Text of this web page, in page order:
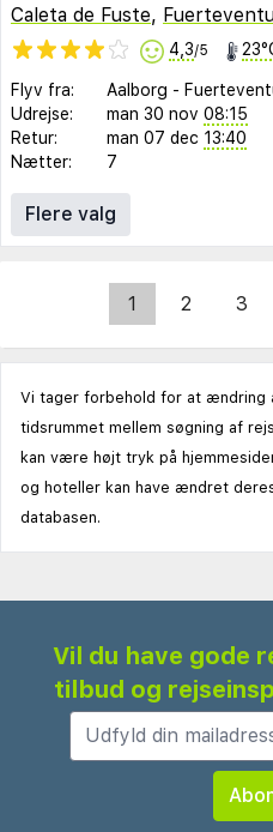
Caleta de Fuste,
4,3/5
Flyv fra: Aalborg -
Udrejse:
man 30 nov 08:15
Retur:
man 07 dec 13:40
Nætter:
7
Flere valg
1 2 3
Vi tager forbehold for at ændring
tidsrummet mellem søgning af
kan være højt tryk på
og hoteller kan have ændret
databasen.
Vil du have gode
tilbud og